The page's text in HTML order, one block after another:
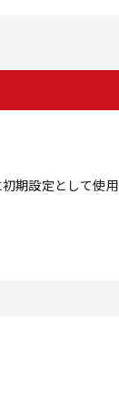
期設定として使用